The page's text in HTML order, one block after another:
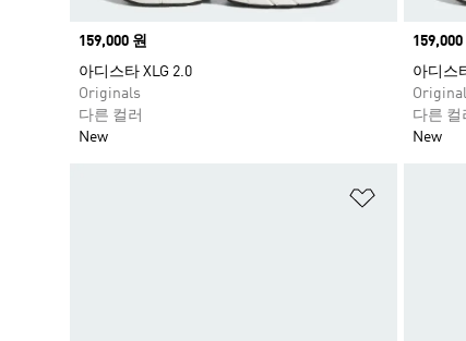
Price
159,000 원
아디스타 XLG 2.0
Originals
다른 컬러
New
Price
159,000
아디스
다른 컬
New